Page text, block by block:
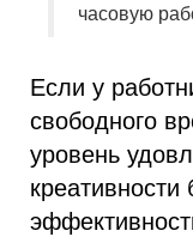
часовую
Если у
свободного
уровень
креативности